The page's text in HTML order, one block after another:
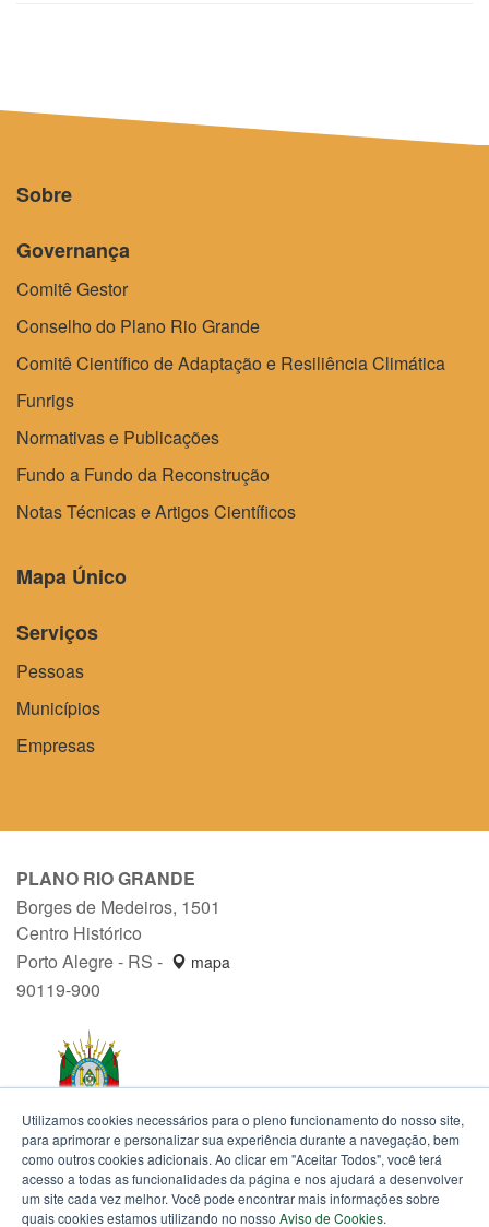
Sobre
Governança
Comitê Gestor
Conselho do Plano Rio Grande
Comitê Científico de Adaptação e Resiliência Climática
Funrigs
Normativas e Publicações
Fundo a Fundo da Reconstrução
Notas Técnicas e Artigos Científicos
Mapa Único
Serviços
Pessoas
Municípios
Empresas
PLANO RIO GRANDE
Borges de Medeiros, 1501
Centro Histórico
Porto Alegre - RS -
mapa
90119-900
Utilizamos cookies necessários para o pleno funcionamento do nosso site,
para aprimorar e personalizar sua experiência durante a navegação, bem
como outros cookies adicionais. Ao clicar em "Aceitar Todos", você terá
acesso a todas as funcionalidades da página e nos ajudará a desenvolver
um site cada vez melhor. Você pode encontrar mais informações sobre
quais cookies estamos utilizando no nosso Aviso de Cookies.